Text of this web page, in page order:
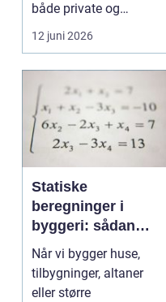
både private og
virksomheder, de...
12 juni 2026
Statiske
beregninger i
byggeri: sådan
skaber de
sikkerhed og
tryghed
Når vi bygger huse,
tilbygninger, altaner
eller større